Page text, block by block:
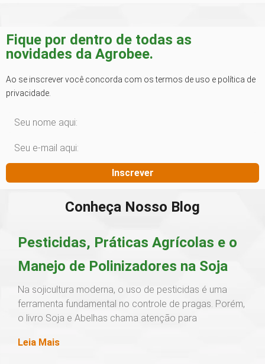
Fique por dentro de todas as
novidades da Agrobee.
Ao se inscrever você concorda com os termos de uso e política de
privacidade.
Inscrever
Conheça Nosso Blog
Pesticidas, Práticas Agrícolas e o
Manejo de Polinizadores na Soja
Na sojicultura moderna, o uso de pesticidas é uma
ferramenta fundamental no controle de pragas. Porém,
o livro Soja e Abelhas chama atenção para
Leia Mais